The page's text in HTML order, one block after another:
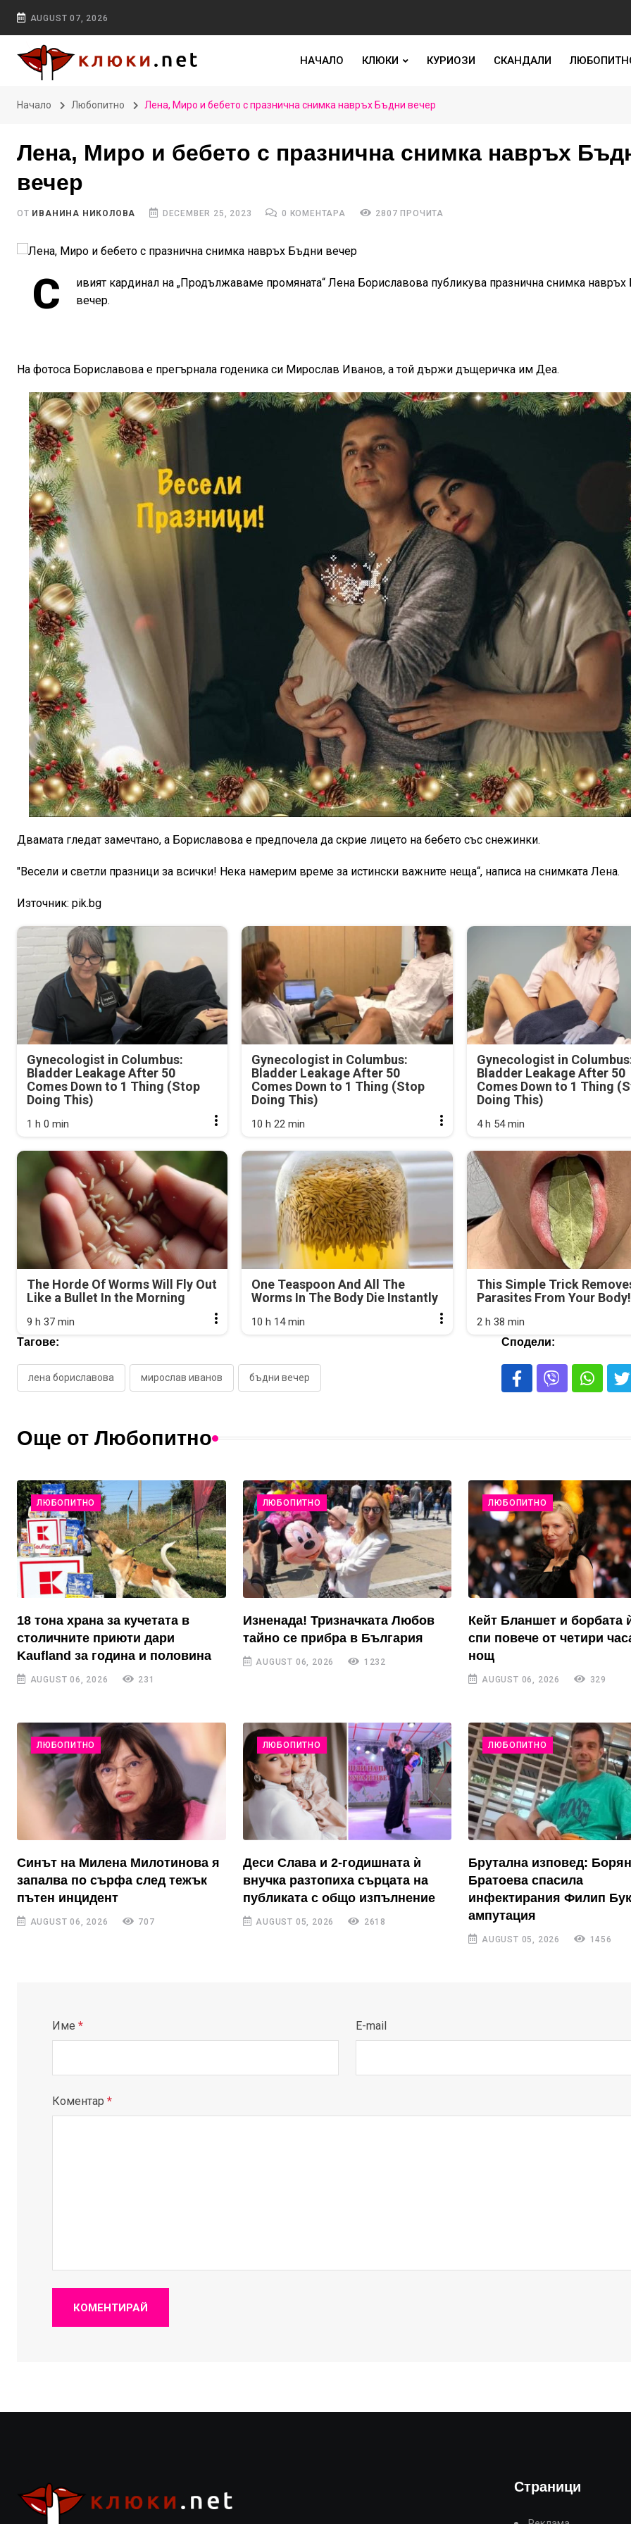
AUGUST 07, 2026
НАЧАЛО КЛЮКИ КУРИОЗИ СКАНДАЛИ
Начало Любопитно Лена, Миро и бебето с празнична снимка навръх Бъдни вечер
Лена, Миро и бебето с празнична снимка навръх
вечер
ОТ ИВАНИНА НИКОЛОВА DECEMBER 25, 2023 0 КОМЕНТАРА 2807 ПРОЧИТА
С
ивият кардинал на „Продължаваме промяната“ Лена Бориславова публикува празнична снимка
вечер.
На фотоса Бориславова е прегърнала годеника си Мирослав Иванов, а той държи дъщеричка им Деа.
Двамата гледат замечтано, а Бориславова е предпочела да скрие лицето на бебето със снежинки.
"Весели и светли празници за всички! Нека намерим време за истински важните неща“, написа на снимката Лена.
Източник: pik.bg
Gynecologist in Columbus:
Bladder Leakage After 50
Comes Down to 1 Thing (Stop
Doing This)
1 h 0 min
Gynecologist in Columbus:
Bladder Leakage After 50
Comes Down to 1 Thing (Stop
Doing This)
10 h 22 min
Gynecologist in
Bladder Leakage After 50
Comes Down to 1 Thing
Doing This)
4 h 54 min
The Horde Of Worms Will Fly Out
Like a Bullet In the Morning
9 h 37 min
One Teaspoon And All The
Worms In The Body Die Instantly
10 h 14 min
This Simple Trick
Parasites From Your Body!
2 h 38 min
Тагове:
лена бориславова мирослав иванов бъдни вечер
Сподели:
Още от Любопитно
ЛЮБОПИТНО
18 тона храна за кучетата в
столичните приюти дари
Kaufland за година и половина
AUGUST 06, 2026 231
ЛЮБОПИТНО
Изненада! Тризначката Любов
тайно се прибра в България
AUGUST 06, 2026 1232
ЛЮБОПИТНО
Кейт Бланшет и борбата
спи повече от четири
нощ
AUGUST 06, 2026 329
ЛЮБОПИТНО
Синът на Милена Милотинова я
запалва по сърфа след тежък
пътен инцидент
AUGUST 06, 2026 707
ЛЮБОПИТНО
Деси Слава и 2-годишната ѝ
внучка разтопиха сърцата на
публиката с общо изпълнение
AUGUST 05, 2026 2618
ЛЮБОПИТНО
Брутална изповед:
Братоева спасила
инфектирания Филип
ампутация
AUGUST 05, 2026 1456
Име * E-mail
Коментар *
КОМЕНТИРАЙ
Страници